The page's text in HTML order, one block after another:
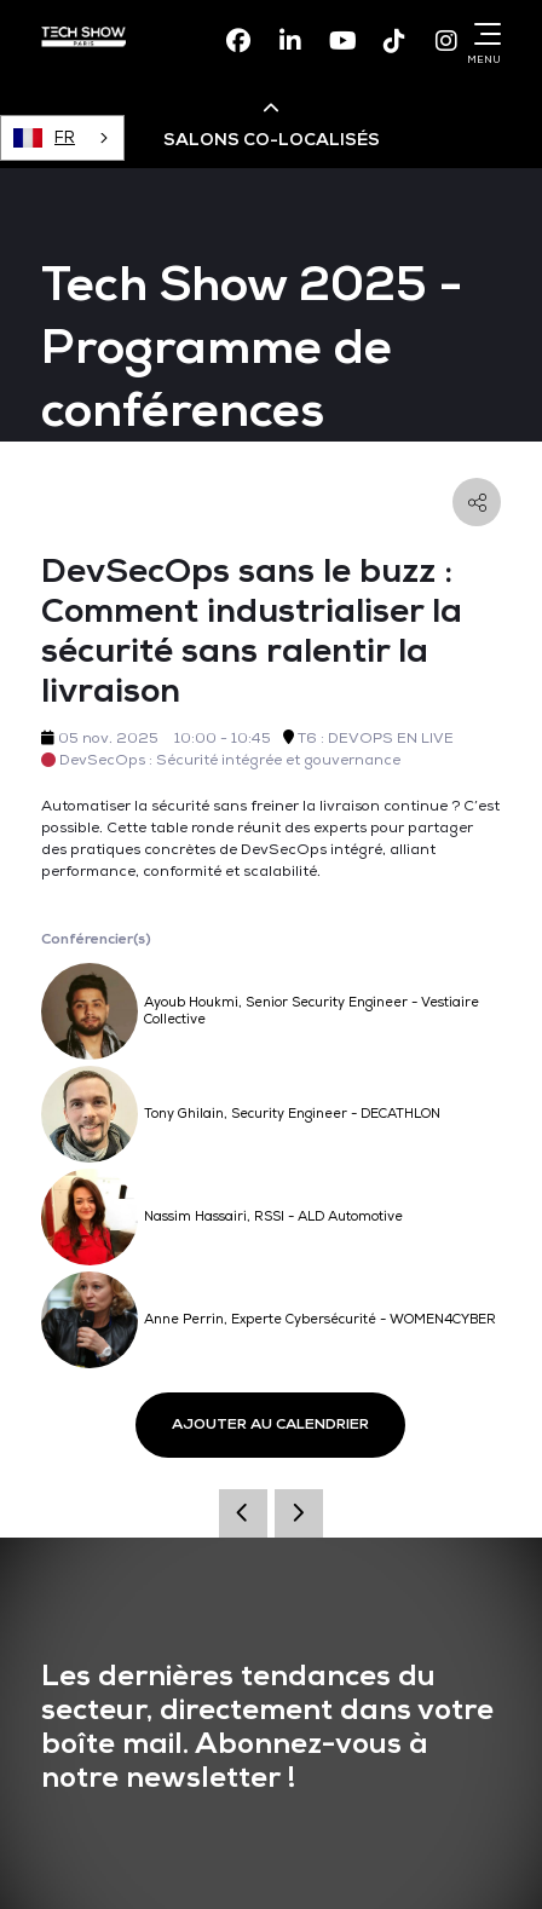
FacebookLinkedinYoutubeTikTok
MENU
FR SALONS CO-LOCALISÉS
Devops Live
Cloud & Cyber Security
Tech Show 2025 -
Programme de
conférences
DevSecOps sans le buzz :
Comment industrialiser la
sécurité sans ralentir la
livraison
05 nov. 2025 10:00 - 10:45
T6 : DEVOPS EN LIVE
DevSecOps : Sécurité intégrée et gouvernance
Automatiser la sécurité sans freiner la livraison continue ? C’est
possible. Cette table ronde réunit des experts pour partager
des pratiques concrètes de DevSecOps intégré, alliant
performance, conformité et scalabilité.
Conférencier(s)
Ayoub Houkmi, Senior Security Engineer - Vestiaire
Collective
Tony Ghilain, Security Engineer - DECATHLON
Nassim Hassairi, RSSI - ALD Automotive
Anne Perrin, Experte Cybersécurité - WOMEN4CYBER
AJOUTER AU CALENDRIER
Les dernières tendances du
secteur, directement dans votre
boîte mail. Abonnez-vous à
notre newsletter !